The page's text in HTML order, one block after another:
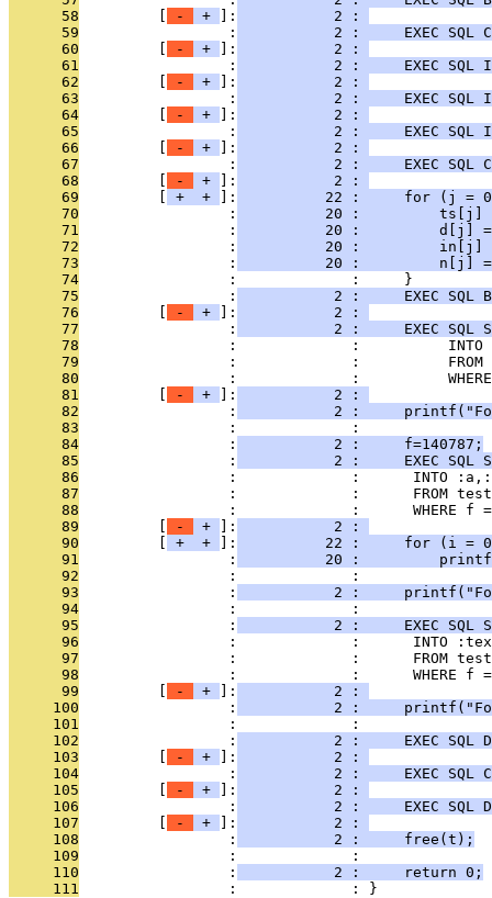
      58
- + ]:
           2 :
      59
                 :
2 :     EXEC SQL
      60
- + ]:
           2 :
      61
                 :
2 :     EXEC SQL
      62
- + ]:
           2 :
      63
                 :
2 :     EXEC SQL
      64
- + ]:
           2 :
      65
                 :
2 :     EXEC SQL
      66
- + ]:
           2 :
      67
                 :
2 :     EXEC SQL
      68
- + ]:
           2 :
      69
+ + ]:
22 :     for (j =
      70
                 :
20 :         ts[j]
      71
                 :
20 :         d[j]
      72
                 :
20 :         in[j]
      73
                 :
20 :         n[j]
      74
                 :             :     }
      75
                 :
2 :     EXEC SQL
      76
- + ]:
           2 :
      77
                 :
2 :     EXEC SQL
      78
:             :          INTO
      79
:             :          FROM
      80
:             :
      81
- + ]:
           2 :
      82
                 :
2 :
      83
                 :             :
      84
                 :
           2 :     f=140787;
      85
                 :
2 :     EXEC SQL
      86
:             :      INTO
      87
                 :             :      FROM test
      88
:             :      WHERE f
      89
- + ]:
           2 :
      90
+ + ]:
22 :     for (i =
      91
                 :
20 :
      92
                 :             :
      93
                 :
2 :
      94
                 :             :
      95
                 :
2 :     EXEC SQL
      96
:             :      INTO
      97
                 :             :      FROM test
      98
:             :      WHERE f
      99
- + ]:
           2 :
     100
                 :
2 :
     101
                 :             :
     102
                 :
2 :     EXEC SQL
     103
- + ]:
           2 :
     104
                 :
2 :     EXEC SQL
     105
- + ]:
           2 :
     106
                 :
2 :     EXEC SQL
     107
- + ]:
           2 :
     108
                 :
           2 :     free(t);
     109
                 :             :
     110
                 :
           2 :     return 0;
     111
                 :             : }